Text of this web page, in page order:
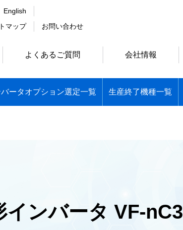
English
マップ
お問い合わせ
よくあるご質問 会社情報
ータオプション選定一覧 生産終了機種一覧
インバータ VF-nC3